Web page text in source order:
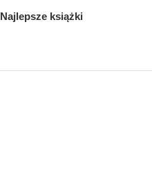
Najlepsze książki